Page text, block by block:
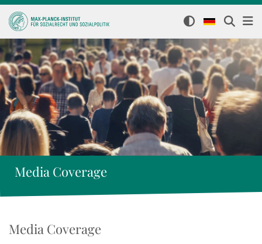
Media Coverage
Media Coverage